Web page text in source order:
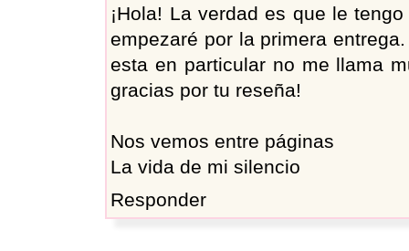
¡Hola! La verdad es que le
empezaré por la primera
esta en particular no me llama
gracias por tu reseña!
Nos vemos entre páginas
La vida de mi silencio
Responder